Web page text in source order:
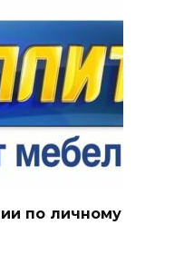
по личному